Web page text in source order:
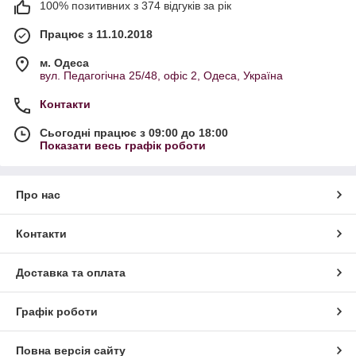
приготування вишуканих страв та
Фундук є цінним джерелом
шкіри та зору. Вітамін Е має
антиоксидантні властивості, які
Ми пропонуємо тільки цілі апетитні
смаку. Бланшування ж допомагає
зберегти яскравий колір ядра та
100% позитивних з 374 відгуків за рік
Працює з 11.10.2018
м. Одеса
вул. Педагогічна 25/48, офіс 2, Одеса, Україна
Контакти
Сьогодні працює з 09:00 до 18:00
Показати весь графік роботи
Про нас
Контакти
Доставка та оплата
Графік роботи
Повна версія сайту